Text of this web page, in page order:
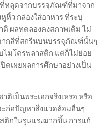
หลุดจากบรรจุภัณฑ์ที่มาจาก
หิ้ว กล่องใส่อาหาร ที่ระบุ
ผลทดลองคงสภาพเดิม ไม่
ากสีที่สกรีนบนบรรจุภัณฑ์นั้นๆ
มโครพลาสติก แต่ก็ไม่ย่อย
ดเผยผลการศึกษาอย่างเป็น
ติเป็นพระเอกจริงเหรอ หรือ
ะก่อปัญหาสิ่งแวดล้อมอื่นๆ
ติกในรุนแรงมากขึ้น การแก้